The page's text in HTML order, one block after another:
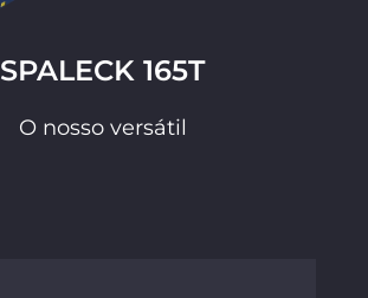
SPALECK 165T
O nosso versátil